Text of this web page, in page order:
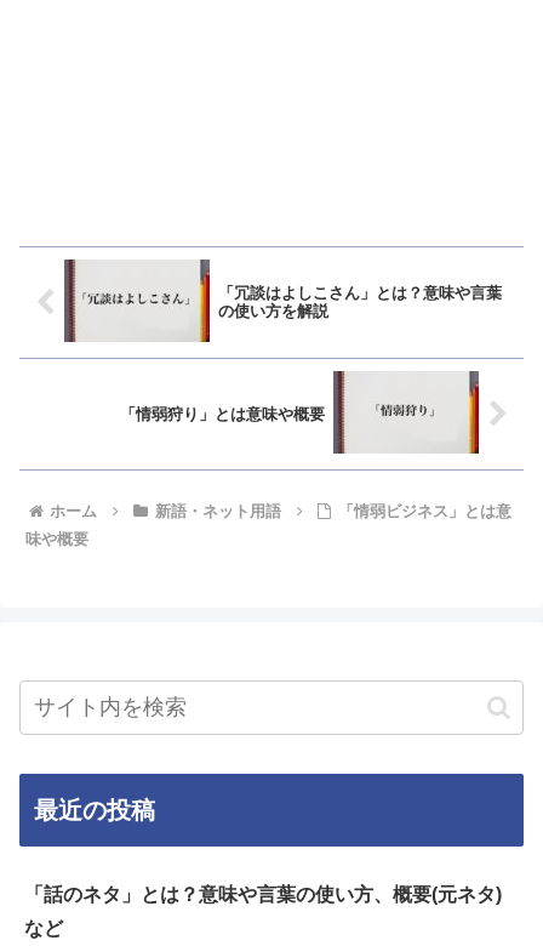
「冗談はよしこさん」とは？意味や言葉
の使い方を解説
「情弱狩り」とは意味や概要
ホーム 新語・ネット用語
「情弱ビジネス」とは意
味や概要
最近の投稿
「話のネタ」とは？意味や言葉の使い方、概要(元ネタ)
など